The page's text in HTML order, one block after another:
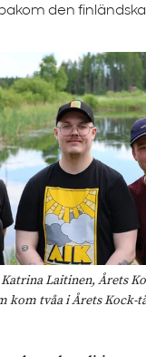
den
Laitinen, Årets
kom tvåa i Årets Kock-